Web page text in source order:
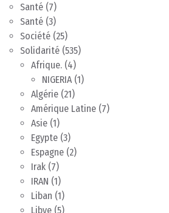
Santé (7)
Santé (3)
Société (25)
Solidarité (535)
Afrique. (4)
NIGERIA(1)
Algérie (21)
Amérique Latine (7)
Asie (1)
Egypte (3)
Espagne (2)
Irak (7)
IRAN (1)
Liban (1)
Libye (5)